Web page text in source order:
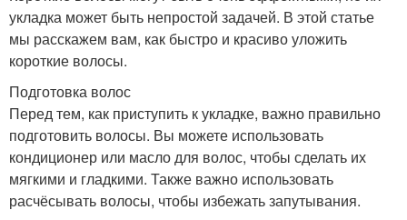
укладка может быть непростой задачей. В этой статье
мы расскажем вам, как быстро и красиво уложить
короткие волосы.
Подготовка волос
Перед тем, как приступить к укладке, важно правильно
подготовить волосы. Вы можете использовать
кондиционер или масло для волос, чтобы сделать их
мягкими и гладкими. Также важно использовать
расчёсывать волосы, чтобы избежать запутывания.